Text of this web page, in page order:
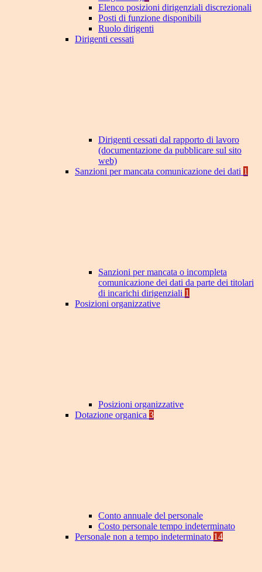
Elenco posizioni dirigenziali discrezionali
Posti di funzione disponibili
Ruolo dirigenti
Dirigenti cessati
Dirigenti cessati dal rapporto di lavoro
(documentazione da pubblicare sul sito
web)
Sanzioni per mancata comunicazione dei dati 1
Sanzioni per mancata o incompleta
comunicazione dei dati da parte dei titolari
di incarichi dirigenziali 1
Posizioni organizzative
Posizioni organizzative
Dotazione organica 3
Conto annuale del personale
Costo personale tempo indeterminato
Personale non a tempo indeterminato 14